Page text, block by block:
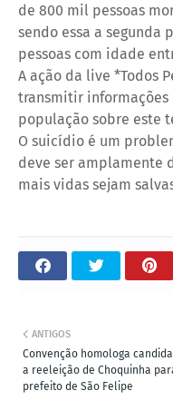
de 800 mil pessoas
sendo essa a segunda
pessoas com idade
A ação da live *Todos
transmitir informações
população sobre este
O suicídio é um
deve ser amplamente
mais vidas sejam
ANTIGOS
Convenção homologa
a reeleição de Choquinha
prefeito de São Felipe